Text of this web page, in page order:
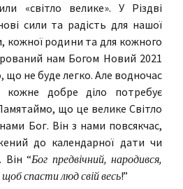
«світло велике». У Різдві
сили та радість для нашої
кожної родини та для кожного
нам Богом Новий 2021
що не буде легко. Але водночас
добре діло потребує
що це велике Світло
Бог. Він з нами повсякчас,
до календарної дати чи
Він “Бог предвічний, народився,
спасти люд свій весь!”